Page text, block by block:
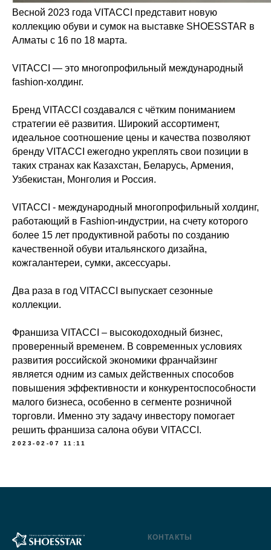
Весной 2023 года VITACCI представит новую
коллекцию обуви и сумок на выставке SHOESSTAR в
Алматы с 16 по 18 марта.
VITACCI — это многопрофильный международный
fashion-холдинг.
Бренд VITACCI создавался с чётким пониманием
стратегии её развития. Широкий ассортимент,
идеальное соотношение цены и качества позволяют
бренду VITACCI ежегодно укреплять свои позиции в
таких странах как Казахстан, Беларусь, Армения,
Узбекистан, Монголия и Россия.
VITACCI - международный многопрофильный холдинг,
работающий в Fashion-индустрии, на счету которого
более 15 лет продуктивной работы по созданию
качественной обуви итальянского дизайна,
кожгалантереи, сумки, аксессуары.
Два раза в год VITACCI выпускает сезонные
коллекции.
Франшиза VITACCI – высокодоходный бизнес,
проверенный временем. В современных условиях
развития российской экономики франчайзинг
является одним из самых действенных способов
повышения эффективности и конкурентоспособности
малого бизнеса, особенно в сегменте розничной
торговли. Именно эту задачу инвестору помогает
решить франшиза салона обуви VITACCI.
2023-02-07 11:11
КОНТАКТЫ